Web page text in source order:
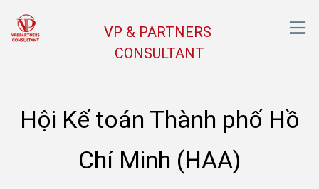
VP & PARTNERS
CONSULTANT
Hội Kế toán Thành phố Hồ
Chí Minh (HAA)